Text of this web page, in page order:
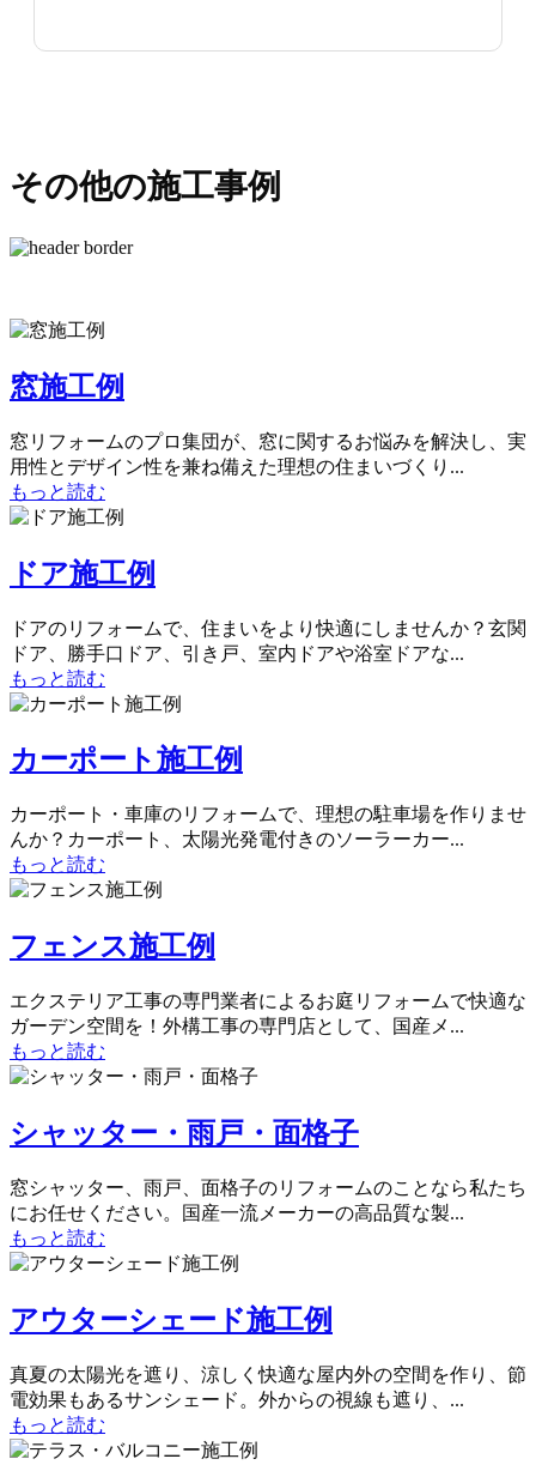
その他の施工事例
窓施工例
窓リフォームのプロ集団が、窓に関するお悩みを解決し、実
用性とデザイン性を兼ね備えた理想の住まいづくり...
もっと読む
ドア施工例
ドアのリフォームで、住まいをより快適にしませんか？玄関
ドア、勝手口ドア、引き戸、室内ドアや浴室ドアな...
もっと読む
カーポート施工例
カーポート・車庫のリフォームで、理想の駐車場を作りませ
んか？カーポート、太陽光発電付きのソーラーカー...
もっと読む
フェンス施工例
エクステリア工事の専門業者によるお庭リフォームで快適な
ガーデン空間を！外構工事の専門店として、国産メ...
もっと読む
シャッター・雨戸・面格子
窓シャッター、雨戸、面格子のリフォームのことなら私たち
にお任せください。国産一流メーカーの高品質な製...
もっと読む
アウターシェード施工例
真夏の太陽光を遮り、涼しく快適な屋内外の空間を作り、節
電効果もあるサンシェード。外からの視線も遮り、...
もっと読む